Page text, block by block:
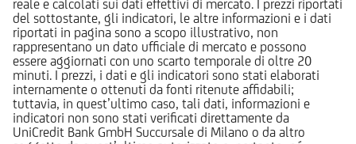
reale e calcolati sui dati effettivi di mercato. I prezzi riportati
del sottostante, gli indicatori, le altre informazioni e i dati
riportati in pagina sono a scopo illustrativo, non
rappresentano un dato ufficiale di mercato e possono
essere aggiornati con uno scarto temporale di oltre 20
minuti. I prezzi, i dati e gli indicatori sono stati elaborati
internamente o ottenuti da fonti ritenute affidabili;
tuttavia, in quest’ultimo caso, tali dati, informazioni e
indicatori non sono stati verificati direttamente da
UniCredit Bank GmbH Succursale di Milano o da altro